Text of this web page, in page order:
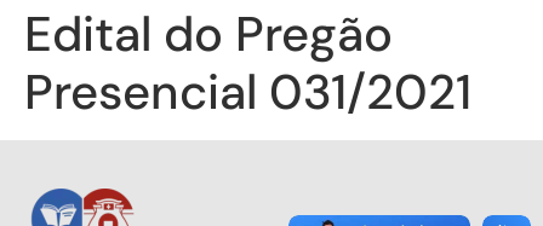
Edital do Pregão
Presencial 031/2021